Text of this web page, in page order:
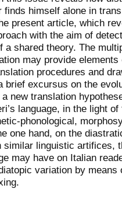
finds himself alone in
present article, which
with the aim of
a shared theory. The
may provide
procedures and
brief excursus on the
new translation
language, in the light
phonological,
one hand, on the
similar linguistic artifices,
may have on Italian
variation by